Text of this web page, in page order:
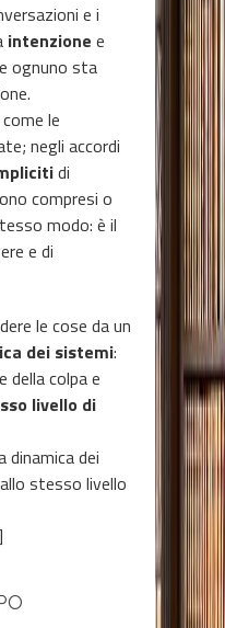
e i
intenzione e
ognuno sta
le
negli accordi
di
compresi o
modo: è il
e di
le cose da un
dei sistemi:
della colpa e
livello di
dinamica dei
stesso livello